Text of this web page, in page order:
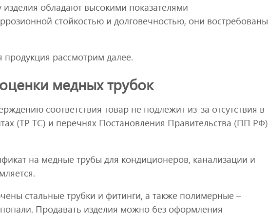
обладают высокими показателями
стойкостью и долговечностью, они востребованы
продукция рассмотрим далее.
медных трубок
соответствия товар не подлежит из-за отсутствия в
(ТР ТС) и перечнях Постановления Правительства (ПП РФ)
на медные трубы для кондиционеров, канализации и
стальные трубки и фитинги, а также полимерные –
Продавать изделия можно без оформления